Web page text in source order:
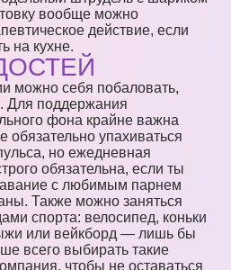
вообще можно
действие, если
на кухне.
можно себя побаловать,
Для поддержания
фона крайне важна
обязательно упахиваться
но ежедневная
обязательна, если ты
с любимым парнем
Также можно заняться
спорта: велосипед, коньки
или вейкборд — лишь бы
всего выбирать такие
чтобы не оставаться